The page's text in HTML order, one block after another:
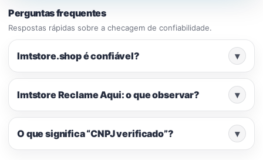
Perguntas frequentes
Respostas rápidas sobre a checagem de confiabilidade.
lmtstore.shop é confiável? ▾
lmtstore Reclame Aqui: o que observar? ▾
O que significa “CNPJ verificado”? ▾